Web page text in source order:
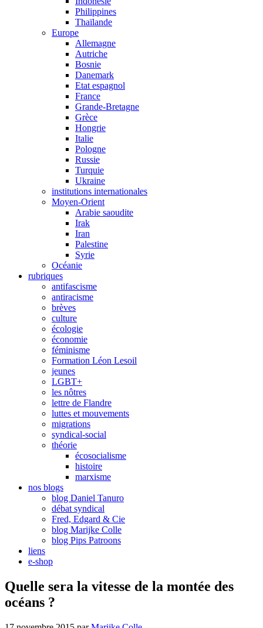
Philippines
Thaïlande
Europe
Allemagne
Autriche
Bosnie
Danemark
Etat espagnol
France
Grande-Bretagne
Grèce
Hongrie
Italie
Pologne
Russie
Turquie
Ukraine
institutions internationales
Moyen-Orient
Arabie saoudite
Irak
Iran
Palestine
Syrie
Océanie
rubriques
antifascisme
antiracisme
brèves
culture
écologie
économie
féminisme
Formation Léon Lesoil
jeunes
LGBT+
les nôtres
lettre de Flandre
luttes et mouvements
migrations
syndical-social
théorie
écosocialisme
histoire
marxisme
nos blogs
blog Daniel Tanuro
débat syndical
Fred, Edgard & Cie
blog Marijke Colle
blog Pips Patroons
liens
e-shop
Quelle sera la vitesse de la montée des
océans ?